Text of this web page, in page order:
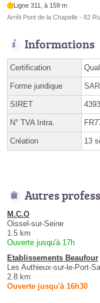
Ligne 311, à 159 m
Arrêt Pont de la Chapelle - 82
Informations
Certification
Forme juridique
SIRET
N° TVA Intra.
Création 13
Autres
M.C.O
Oissel-sur-Seine
1.5 km
Ouverte jusqu'à 17h
Etablissements Beaufour
Les Authieux-sur-le-Port-
2.8 km
Ouverte jusqu'à 16h30